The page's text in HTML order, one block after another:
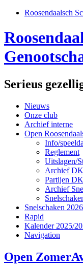
Roosendaalsch
Serieus
Nieuws
Onze club
Archief interne
Open
Info/
Reglement
Uitslagen/
Archief
Partijen
Archief
Snelschaken 2026
Rapid
Kalender 2025/
Navigation
Open